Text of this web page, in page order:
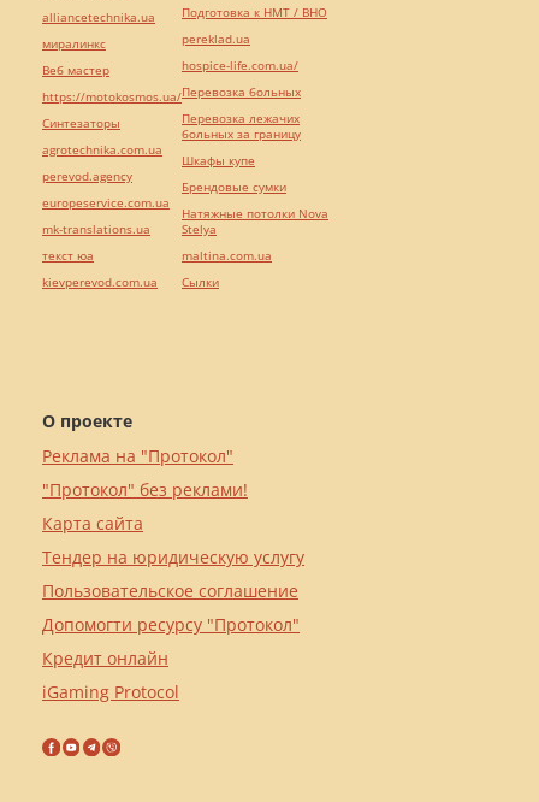
О проекте
Реклама на "Протокол"
"Протокол" без реклами!
Карта сайта
Тендер на юридическую услугу
Пользовательское соглашение
Допомогти ресурсу "Протокол"
Кредит онлайн
iGaming Protocol
alliancetechnika.ua
миралинкс
Веб мастер
https://motokosmos.ua/
Синтезаторы
agrotechnika.com.ua
perevod.agency
europeservice.com.ua
mk-translations.ua
текст юа
kievperevod.com.ua
Подготовка к НМТ / ВНО
pereklad.ua
hospice-life.com.ua/
Перевозка больных
Перевозка лежачих
больных за границу
Шкафы купе
Брендовые сумки
Натяжные потолки Nova
Stelya
maltina.com.ua
Cылки